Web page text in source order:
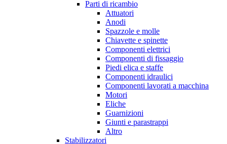
Parti di ricambio
Attuatori
Anodi
Spazzole e molle
Chiavette e spinette
Componenti elettrici
Componenti di fissaggio
Piedi elica e staffe
Componenti idraulici
Componenti lavorati a macchina
Motori
Eliche
Guarnizioni
Giunti e parastrappi
Altro
Stabilizzatori